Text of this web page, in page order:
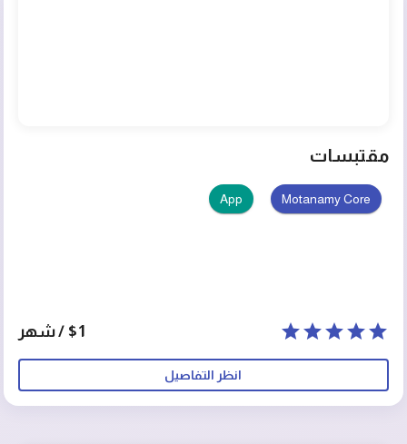
مقتبسات
Motanamy Core
App
$1 / شهر
انظر التفاصيل